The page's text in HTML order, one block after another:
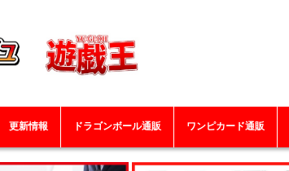
更新情報 ドラゴンボール通販 ワンピカード通販